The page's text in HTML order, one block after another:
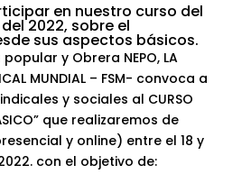
en nuestro curso del
2022, sobre el
sus aspectos básicos.
y Obrera NEPO, LA
MUNDIAL – FSM- convoca a
y sociales al CURSO
que realizaremos de
y online) entre el 18 y
con el objetivo de: